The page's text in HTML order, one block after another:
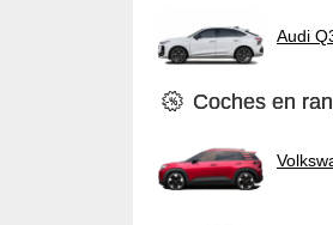
Audi
Coches en